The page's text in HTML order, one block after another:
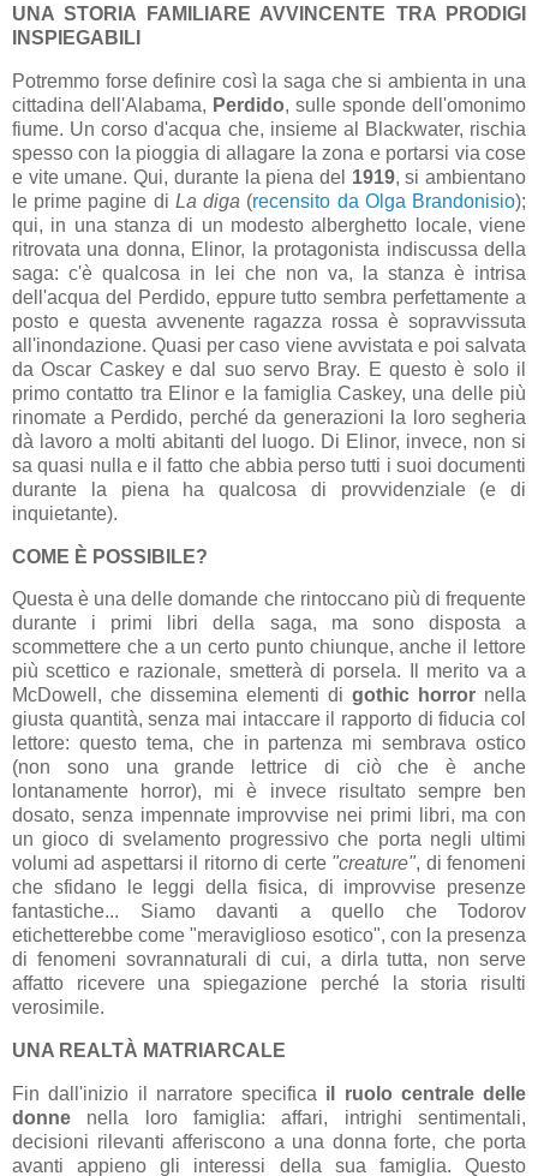
UNA STORIA FAMILIARE AVVINCENTE TRA PRODIGI
INSPIEGABILI
Potremmo forse definire così la saga che si ambienta in una
cittadina dell'Alabama, Perdido, sulle sponde dell'omonimo
fiume. Un corso d'acqua che, insieme al Blackwater, rischia
spesso con la pioggia di allagare la zona e portarsi via cose
e vite umane. Qui, durante la piena del 1919, si ambientano
le prime pagine di La diga (recensito da Olga Brandonisio);
qui, in una stanza di un modesto alberghetto locale, viene
ritrovata una donna, Elinor, la protagonista indiscussa della
saga: c'è qualcosa in lei che non va, la stanza è intrisa
dell'acqua del Perdido, eppure tutto sembra perfettamente a
posto e questa avvenente ragazza rossa è sopravvissuta
all'inondazione. Quasi per caso viene avvistata e poi salvata
da Oscar Caskey e dal suo servo Bray. E questo è solo il
primo contatto tra Elinor e la famiglia Caskey, una delle più
rinomate a Perdido, perché da generazioni la loro segheria
dà lavoro a molti abitanti del luogo. Di Elinor, invece, non si
sa quasi nulla e il fatto che abbia perso tutti i suoi documenti
durante la piena ha qualcosa di provvidenziale (e di
inquietante).
COME È POSSIBILE?
Questa è una delle domande che rintoccano più di frequente
durante i primi libri della saga, ma sono disposta a
scommettere che a un certo punto chiunque, anche il lettore
più scettico e razionale, smetterà di porsela. Il merito va a
McDowell, che dissemina elementi di gothic horror nella
giusta quantità, senza mai intaccare il rapporto di fiducia col
lettore: questo tema, che in partenza mi sembrava ostico
(non sono una grande lettrice di ciò che è anche
lontanamente horror), mi è invece risultato sempre ben
dosato, senza impennate improvvise nei primi libri, ma con
un gioco di svelamento progressivo che porta negli ultimi
volumi ad aspettarsi il ritorno di certe "creature", di fenomeni
che sfidano le leggi della fisica, di improvvise presenze
fantastiche... Siamo davanti a quello che Todorov
etichetterebbe come "meraviglioso esotico", con la presenza
di fenomeni sovrannaturali di cui, a dirla tutta, non serve
affatto ricevere una spiegazione perché la storia risulti
verosimile.
UNA REALTÀ MATRIARCALE
Fin dall'inizio il narratore specifica il ruolo centrale delle
donne nella loro famiglia: affari, intrighi sentimentali,
decisioni rilevanti afferiscono a una donna forte, che porta
avanti appieno gli interessi della sua famiglia. Questo